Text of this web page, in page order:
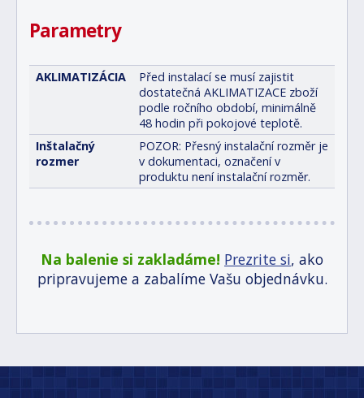
Parametry
AKLIMATIZÁCIA
Před instalací se musí zajistit
dostatečná AKLIMATIZACE zboží
podle ročního období, minimálně
48 hodin při pokojové teplotě.
Inštalačný
rozmer
POZOR: Přesný instalační rozměr je
v dokumentaci, označení v
produktu není instalační rozměr.
Na balenie si zakladáme! Prezrite si, ako
pripravujeme a zabalíme Vašu objednávku.